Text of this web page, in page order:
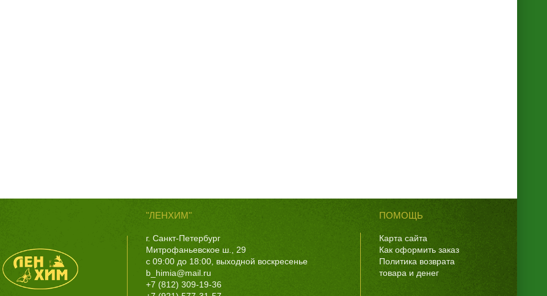
"ЛЕНХИМ"
г. Санкт-Петербург
Митрофаньевское ш., 29
с 09:00 до 18:00, выходной воскресенье
b_himia@mail.ru
+7 (812) 309-19-36
ПОМОЩЬ
Карта сайта
Как оформить заказ
Политика возврата
товара и денег